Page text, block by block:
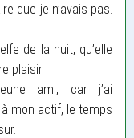
que je n’avais pas.
de la nuit, qu’elle
plaisir.
ami, car j’ai
mon actif, le temps